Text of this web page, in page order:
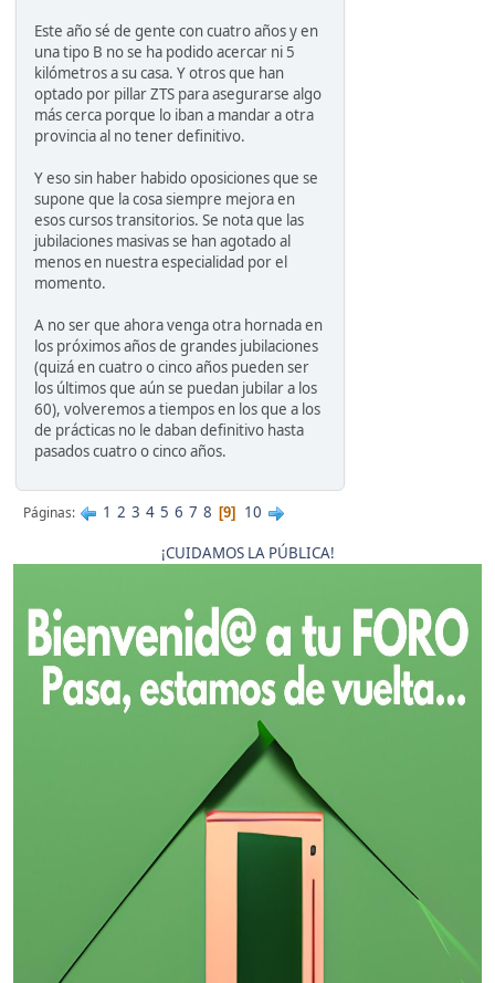
Este año sé de gente con cuatro años y en
una tipo B no se ha podido acercar ni 5
kilómetros a su casa. Y otros que han
optado por pillar ZTS para asegurarse algo
más cerca porque lo iban a mandar a otra
provincia al no tener definitivo.
Y eso sin haber habido oposiciones que se
supone que la cosa siempre mejora en
esos cursos transitorios. Se nota que las
jubilaciones masivas se han agotado al
menos en nuestra especialidad por el
momento.
A no ser que ahora venga otra hornada en
los próximos años de grandes jubilaciones
(quizá en cuatro o cinco años pueden ser
los últimos que aún se puedan jubilar a los
60), volveremos a tiempos en los que a los
de prácticas no le daban definitivo hasta
pasados cuatro o cinco años.
Páginas 1 2 3 4 5 6 7 8 9 10
¡CUIDAMOS LA PÚBLICA!